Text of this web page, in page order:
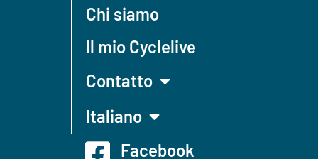
Chi siamo
Il mio Cyclelive
Contatto
Italiano
Facebook